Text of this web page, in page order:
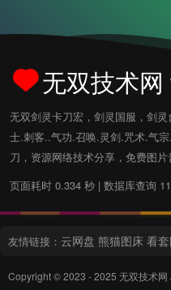
无双技术
无双剑灵卡刀宏，剑灵国服，剑
士.刺客..气功.召唤.灵剑.咒术.气
刀，资源网络技术分享，免费图片
页面耗时 0.334 秒 | 数据库查询
友情链接： 云网盘 熊猫图床 看
Copyright © 2023 - 2025 无双技术网